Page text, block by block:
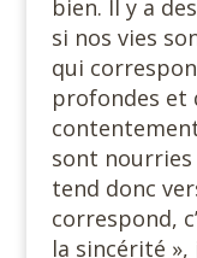
bien. Il y a
si nos vies
qui
profondes et
sont nourries
tend donc
correspond,
la sincérité »,